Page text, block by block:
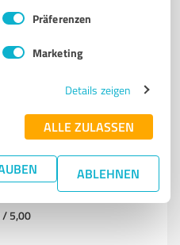
Präferenzen
Marketing
Details zeigen
ALLE ZULASSEN
ABLEHNEN
NEUKUNDENGEWINNUNG
Biedenkopf
/ 5,00